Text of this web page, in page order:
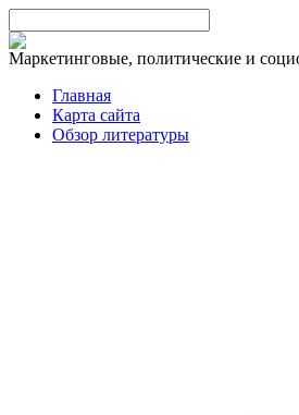
Маркетинговые, политические и
Главная
Карта сайта
Обзор литературы